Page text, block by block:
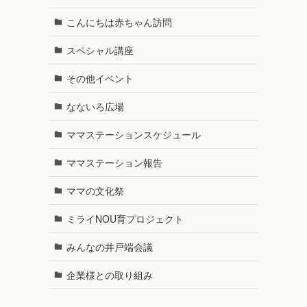
こんにちは赤ちゃん訪問
スペシャル講座
その他イベント
なないろ広場
ママステーションスケジュール
ママステーション報告
ママの文化祭
ミライNOU育プロジェクト
みんなの井戸端会議
企業様との取り組み